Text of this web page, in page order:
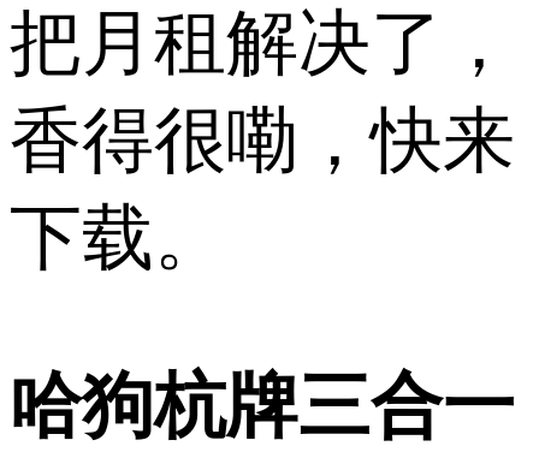
把月租解决了，
香得很嘞，快来
下载。
哈狗杭牌三合一